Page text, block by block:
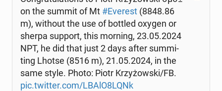
on the summit of Mt #Everest (8848.86
m), without the use of bottled oxygen or
sherpa support, this morning, 23.05.2024
NPT, he did that just 2 days after sum­mi­
ting Lhotse (8516 m), 21.05.2024, in the
same style. Photo: Piotr Krzy­żow­ski/FB.
pic.twitter.com/LBAlO8LQNk